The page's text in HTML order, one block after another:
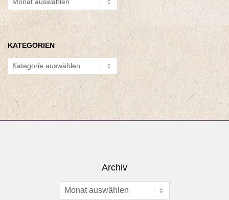
KATEGORIEN
Kategorien
Archiv
Archiv